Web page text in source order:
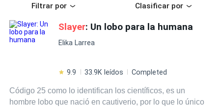
Filtrar por Clasificar por
Slayer: Un lobo para la humana
Elika Larrea
9.9 33.9K leídos Completed
Código 25 como lo identifican los científicos, es un
hombre lobo que nació en cautiverio, por lo que lo único